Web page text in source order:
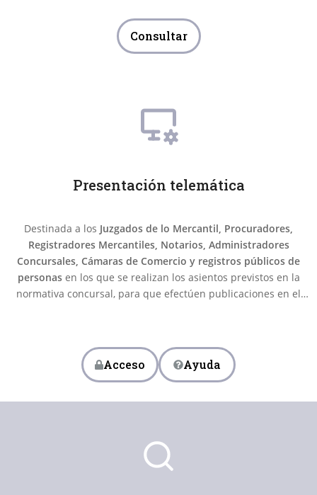
Consultar
Presentación telemática
Destinada a los Juzgados de lo Mercantil, Procuradores,
Registradores Mercantiles, Notarios, Administradores
Concursales, Cámaras de Comercio y registros públicos de
personasen los que se realizan los asientos previstos en la
normativa concursal, para que efectúen publicaciones en el
Acceso Ayuda